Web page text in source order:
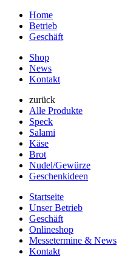
Home
Betrieb
Geschäft
Shop
News
Kontakt
zurück
Alle Produkte
Speck
Salami
Käse
Brot
Nudel/Gewürze
Geschenkideen
Startseite
Unser Betrieb
Geschäft
Onlineshop
Messetermine & News
Kontakt